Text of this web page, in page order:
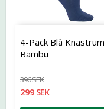
4-Pack Blå
Bambu
396 SEK
299 SEK